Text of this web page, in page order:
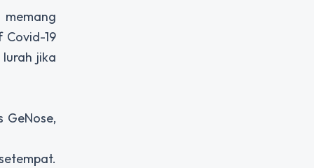
19
jika
GeNose,